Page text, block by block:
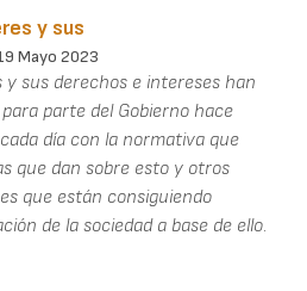
y sus
Mayo 2023
sus derechos e intereses han
parte del Gobierno hace
día con la normativa que
que dan sobre esto y otros
que están consiguiendo
de la sociedad a base de ello.